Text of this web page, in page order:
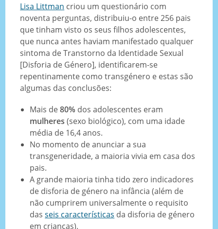
Lisa Littman criou um questionário com
noventa perguntas, distribuiu-o entre 256 pais
que tinham visto os seus filhos adolescentes,
que nunca antes haviam manifestado qualquer
sintoma de Transtorno da Identidade Sexual
[Disforia de Género], identificarem-se
repentinamente como transgénero e estas são
algumas das conclusões:
Mais de80% dos adolescentes eram
mulheres (sexo biológico), com uma idade
média de 16,4 anos.
No momento de anunciar a sua
transgeneridade, a maioria vivia em casa dos
pais.
A grande maioria tinha tido zero indicadores
de disforia de género na infância (além de
não cumprirem universalmente o requisito
dasseis características da disforia de género
em crianças).